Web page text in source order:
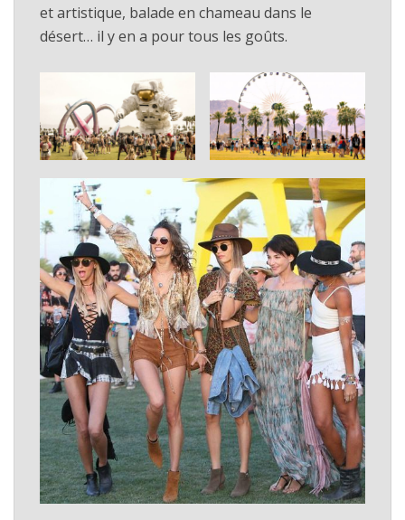
et artistique, balade en chameau dans le
désert… il y en a pour tous les goûts.